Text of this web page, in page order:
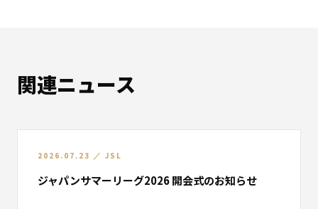
関連ニュース
2026.07.23 ／ JSL
ジャパンサマーリーグ2026 開会式のお知らせ